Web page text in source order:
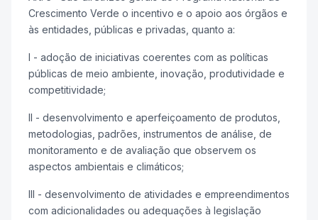
Crescimento Verde o incentivo e o apoio aos órgãos e
às entidades, públicas e privadas, quanto a:
I - adoção de iniciativas coerentes com as políticas
públicas de meio ambiente, inovação, produtividade e
competitividade;
II - desenvolvimento e aperfeiçoamento de produtos,
metodologias, padrões, instrumentos de análise, de
monitoramento e de avaliação que observem os
aspectos ambientais e climáticos;
III - desenvolvimento de atividades e empreendimentos
com adicionalidades ou adequações à legislação